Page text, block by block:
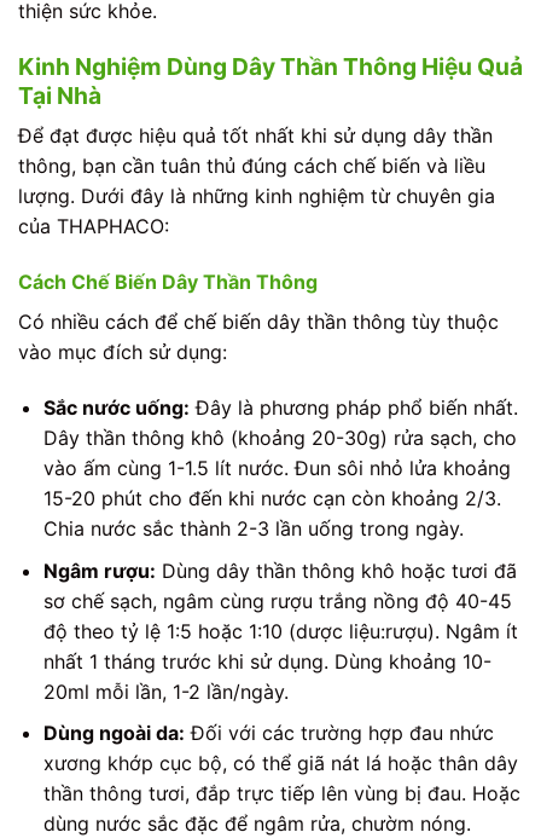
thiện sức khỏe.
Kinh Nghiệm Dùng Dây Thần Thông Hiệu Quả
Tại Nhà
Để đạt được hiệu quả tốt nhất khi sử dụng dây thần
thông, bạn cần tuân thủ đúng cách chế biến và liều
lượng. Dưới đây là những kinh nghiệm từ chuyên gia
của THAPHACO:
Cách Chế Biến Dây Thần Thông
Có nhiều cách để chế biến dây thần thông tùy thuộc
vào mục đích sử dụng:
Sắc nước uống: Đây là phương pháp phổ biến nhất.
Dây thần thông khô (khoảng 20-30g) rửa sạch, cho
vào ấm cùng 1-1.5 lít nước. Đun sôi nhỏ lửa khoảng
15-20 phút cho đến khi nước cạn còn khoảng 2/3.
Chia nước sắc thành 2-3 lần uống trong ngày.
Ngâm rượu: Dùng dây thần thông khô hoặc tươi đã
sơ chế sạch, ngâm cùng rượu trắng nồng độ 40-45
độ theo tỷ lệ 1:5 hoặc 1:10 (dược liệu:rượu). Ngâm ít
nhất 1 tháng trước khi sử dụng. Dùng khoảng 10-
20ml mỗi lần, 1-2 lần/ngày.
Dùng ngoài da: Đối với các trường hợp đau nhức
xương khớp cục bộ, có thể giã nát lá hoặc thân dây
thần thông tươi, đắp trực tiếp lên vùng bị đau. Hoặc
dùng nước sắc đặc để ngâm rửa, chườm nóng.